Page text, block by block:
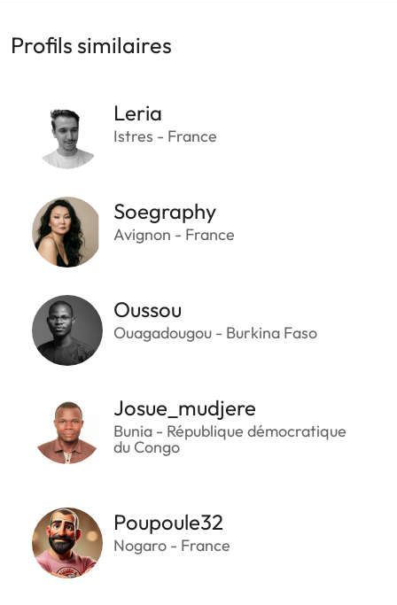
Profils similaires
Leria
Istres - France
Soegraphy
Avignon - France
Oussou
Ouagadougou - Burkina Faso
Josue_mudjere
Bunia - République démocratique
du Congo
Poupoule32
Nogaro - France